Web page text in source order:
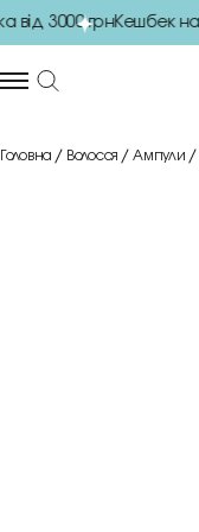
3000 грнКешбек на
Головна Волосся Ампули